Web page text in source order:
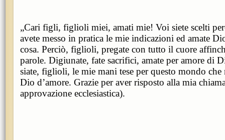
„Cari figli, figlioli miei, amati mie! Voi siete scelti
avete messo in pratica le mie indicazioni ed amate
cosa. Perciò, figlioli, pregate con tutto il cuore
parole. Digiunate, fate sacrifici, amate per amore di
siate, figlioli, le mie mani tese per questo mondo
Dio d’amore. Grazie per aver risposto alla mia
approvazione ecclesiastica).